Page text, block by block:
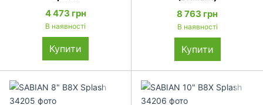
4 473 грн
В наявності
Купити
8 763 грн
В наявності
Купити